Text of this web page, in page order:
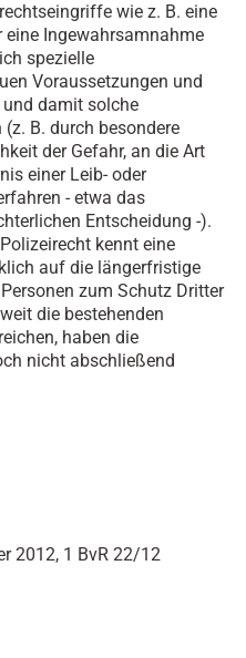
wie z. B. eine
Ingewahrsamnahme
spezielle
Voraussetzungen und
damit solche
B. durch besondere
der Gefahr, an die Art
einer Leib- oder
- etwa das
Entscheidung -).
kennt eine
auf die längerfristige
zum Schutz Dritter
die bestehenden
haben die
nicht abschließend
2012, 1 BvR 22/12